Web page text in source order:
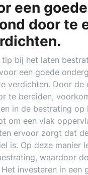
een goede
door te
tip bij het laten
een goede
verdichten. Door de
te bereiden,
in de bestrating op
om een vlak
ervoor zorgt dat
is. Op deze manier
waardoor
investeren in een